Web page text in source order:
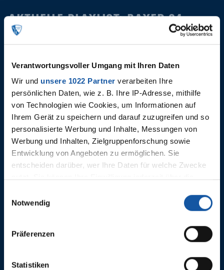
Verantwortungsvoller Umgang mit Ihren Daten
Wir und unsere 1022 Partner verarbeiten Ihre
persönlichen Daten, wie z. B. Ihre IP-Adresse, mithilfe
von Technologien wie Cookies, um Informationen auf
Ihrem Gerät zu speichern und darauf zuzugreifen und so
personalisierte Werbung und Inhalte, Messungen von
Werbung und Inhalten, Zielgruppenforschung sowie
Entwicklung von Angeboten zu ermöglichen. Sie
entscheiden darüber, wer Ihre Daten für welche Zwecke
Trigger Symbol ändern oder widerrufen
Informationen über Ihre geografische Lage erfassen,
Ihr Gerät durch aktives Scannen nach bestimmten
Notwendig
Präferenzen
Statistiken
AKTUELLE PLAYLIST: BAYER 04
LEVERKUSEN - VFL BOCHUM 1848
20.11.2021
Bayer 04 Leverkusen - VfL
Bochum 1848
ANNE CASTROPER